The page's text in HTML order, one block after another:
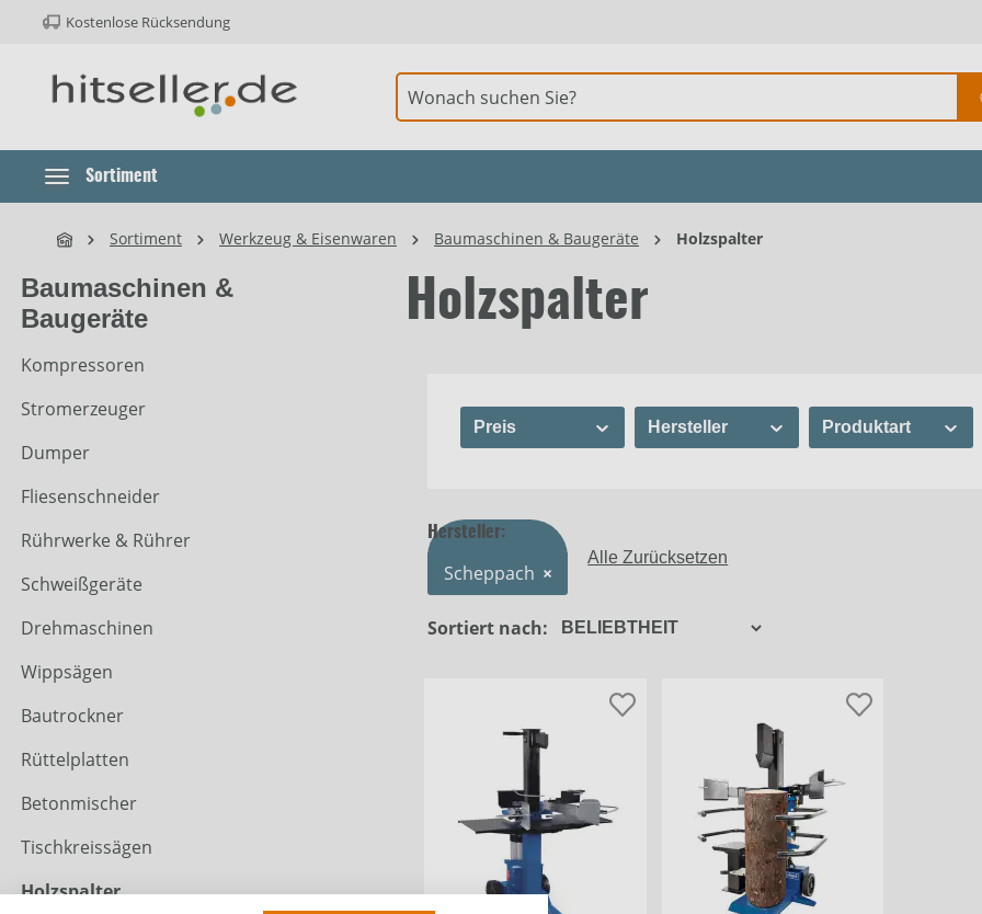
Hauptnavigation springen
Kostenlose Rücksendung
Sortiment
Sortiment Werkzeug & Eisenwaren Baumaschinen & Baugeräte Holzspalter
Baumaschinen &
Baugeräte
Kompressoren
Stromerzeuger
Dumper
Fliesenschneider
Rührwerke & Rührer
Schweißgeräte
Drehmaschinen
Wippsägen
Bautrockner
Rüttelplatten
Betonmischer
Tischkreissägen
Holzspalter
Holzspalter
Preis Hersteller Produktart
Hersteller:
Scheppach ×
Alle Zurücksetzen
Sortiert nach: